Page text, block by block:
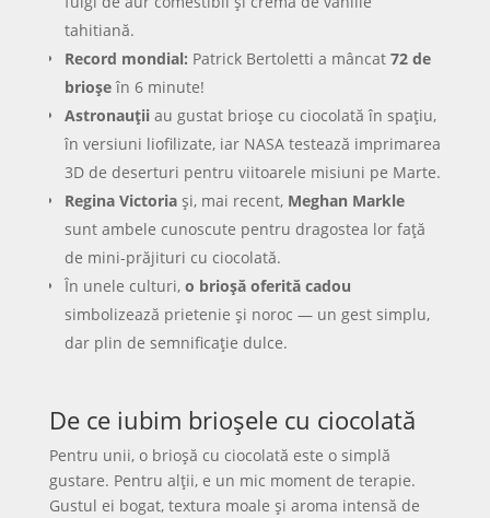
tahitiană.
Record mondial: Patrick Bertoletti a mâncat 72 de
brioșeîn 6 minute!
Astronauțiiau gustat brioșe cu ciocolată în spațiu,
în versiuni liofilizate, iar NASA testează imprimarea
3D de deserturi pentru viitoarele misiuni pe Marte.
Regina Victoriași, mai recent, Meghan Markle
sunt ambele cunoscute pentru dragostea lor față
de mini-prăjituri cu ciocolată.
În unele culturi, o brioșă oferită cadou
simbolizează prietenie și noroc — un gest simplu,
dar plin de semnificație dulce.
De ce iubim brioșele cu ciocolată
Pentru unii, o brioșă cu ciocolată este o simplă
gustare. Pentru alții, e un mic moment de terapie.
Gustul ei bogat, textura moale și aroma intensă de